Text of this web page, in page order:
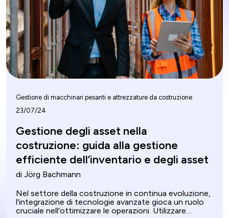
Gestione di macchinari pesanti e attrezzature da costruzione
23/07/24
Gestione degli asset nella
costruzione: guida alla gestione
efficiente dell’inventario e degli asset
di Jörg Bachmann
Nel settore della costruzione in continua evoluzione,
l'integrazione di tecnologie avanzate gioca un ruolo
cruciale nell'ottimizzare le operazioni. Utilizzare